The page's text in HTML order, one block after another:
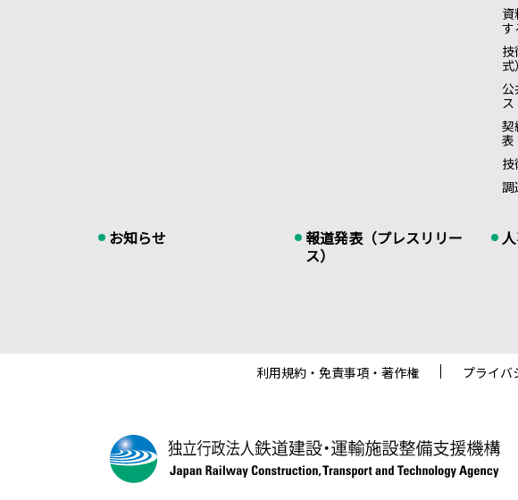
す
式）
契
表
調
お知らせ
報道発表（プレスリリー
ス）
利用規約・免責事項・著作権 プライバ